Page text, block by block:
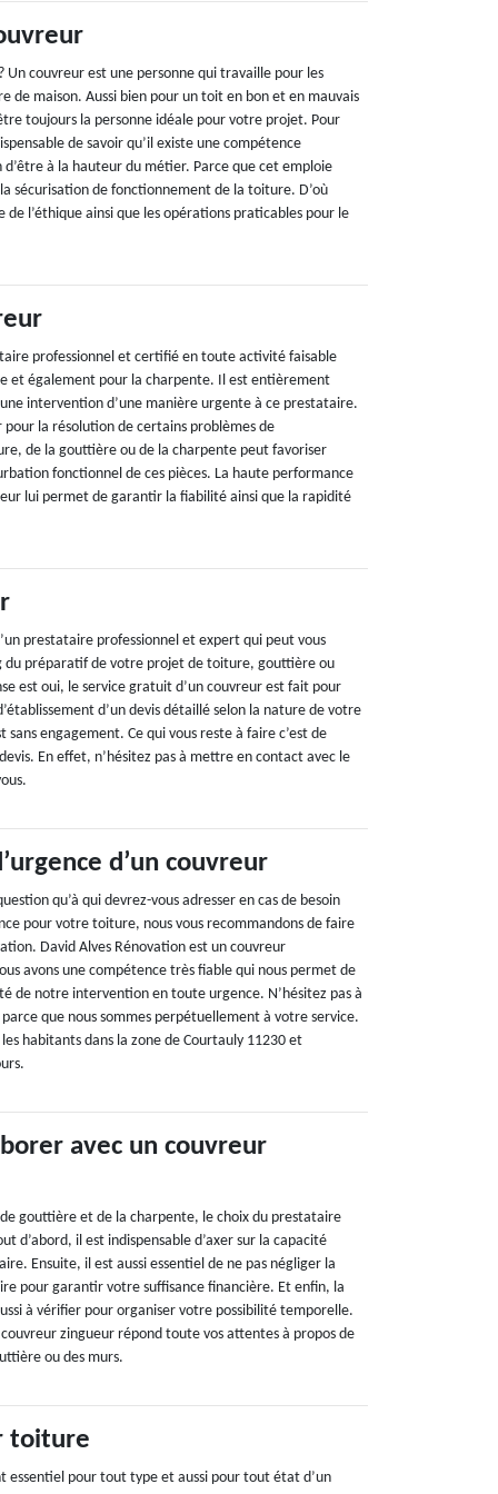
Un couvreur est une personne qui travaille pour les
de maison. Aussi bien pour un toit en bon et en mauvais
toujours la personne idéale pour votre projet. Pour
de savoir qu’il existe une compétence
d’être à la hauteur du métier. Parce que cet emploie
sécurisation de fonctionnement de la toiture. D’où
de l’éthique ainsi que les opérations praticables pour le
professionnel et certifié en toute activité faisable
et également pour la charpente. Il est entièrement
intervention d’une manière urgente à ce prestataire.
pour la résolution de certains problèmes de
de la gouttière ou de la charpente peut favoriser
fonctionnel de ces pièces. La haute performance
lui permet de garantir la fiabilité ainsi que la rapidité
prestataire professionnel et expert qui peut vous
du préparatif de votre projet de toiture, gouttière ou
est oui, le service gratuit d’un couvreur est fait pour
d’un devis détaillé selon la nature de votre
engagement. Ce qui vous reste à faire c’est de
En effet, n’hésitez pas à mettre en contact avec le
d’un couvreur
qu’à qui devrez-vous adresser en cas de besoin
pour votre toiture, nous vous recommandons de faire
David Alves Rénovation est un couvreur
avons une compétence très fiable qui nous permet de
de notre intervention en toute urgence. N’hésitez pas à
que nous sommes perpétuellement à votre service.
habitants dans la zone de Courtauly 11230 et
avec un couvreur
gouttière et de la charpente, le choix du prestataire
d’abord, il est indispensable d’axer sur la capacité
Ensuite, il est aussi essentiel de ne pas négliger la
pour garantir votre suffisance financière. Et enfin, la
à vérifier pour organiser votre possibilité temporelle.
couvreur zingueur répond toute vos attentes à propos de
ou des murs.
toiture
essentiel pour tout type et aussi pour tout état d’un